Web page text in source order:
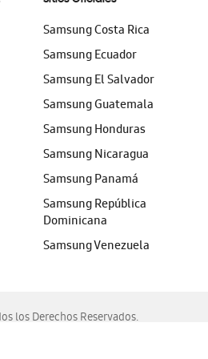
Samsung Costa Rica
Samsung Ecuador
Samsung El Salvador
Samsung Guatemala
Samsung Honduras
Samsung Nicaragua
Samsung Panamá
Samsung República
Dominicana
Samsung Venezuela
los Derechos Reservados.